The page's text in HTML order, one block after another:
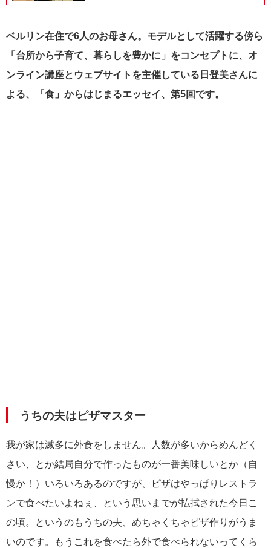
ベルリン在住で6人のお母さん。モデルとして活躍する傍ら
「台所から子育て、暮らしを豊かに」をコンセプトに、オ
ンライン講座とウェブサイトを主催している日登美さんに
よる、「食」からはじまるエッセイ、第5回です。
うちの夫はピザマスター
我が家は滅多に外食をしません。人数が多いからめんどく
さい、とか結局自分で作ったものが一番美味しいとか（自
慢か！）いろいろあるのですが、ピザはやっぱりレストラ
ンで食べたいよねぇ、という思いまでが払拭された今日こ
の頃。というのもうちの夫、めちゃくちゃピザ作りがうま
いのです。もうこれを食べたら外で食べられないってくら